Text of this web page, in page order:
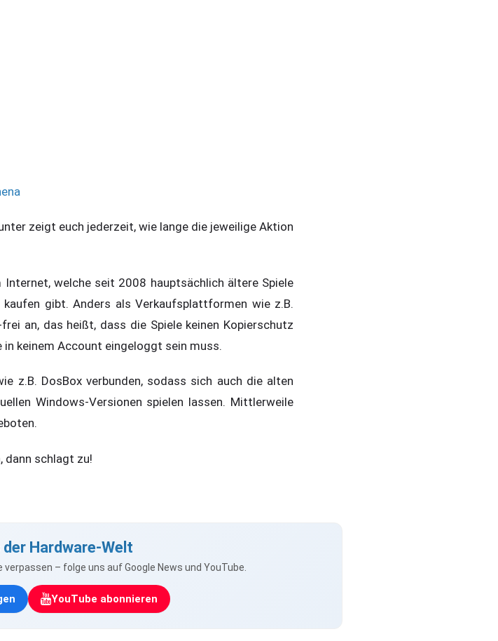
zeigt euch jederzeit, wie lange die jeweilige Aktion
welche seit 2008 hauptsächlich ältere Spiele
gibt. Anders als Verkaufsplattformen wie z.B.
an, das heißt, dass die Spiele keinen Kopierschutz
keinem Account eingeloggt sein muss.
z.B. DosBox verbunden, sodass sich auch die alten
Windows-Versionen spielen lassen. Mittlerweile
dann schlagt zu!
Hardware-Welt
verpassen – folge uns auf Google News und YouTube.
YouTube abonnieren